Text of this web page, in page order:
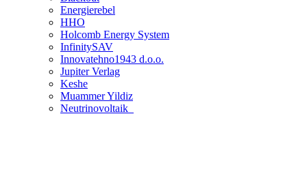
Energierebel
HHO
Holcomb Energy System
InfinitySAV
Innovatehno1943 d.o.o.
Jupiter Verlag
Keshe
Muammer Yildiz
Neutrinovoltaik